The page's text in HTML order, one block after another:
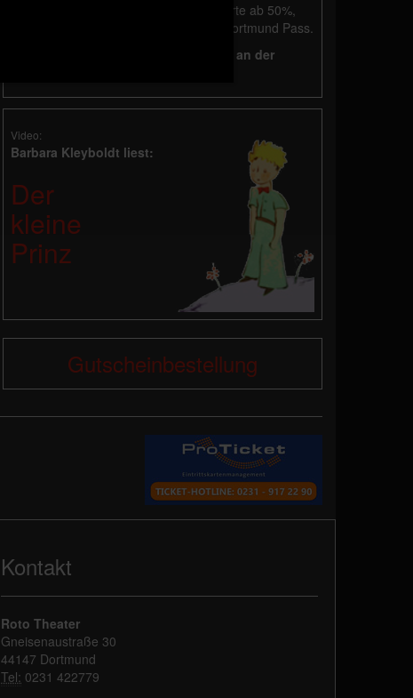
Die Ermäßigung gilt für Schwerbehinderte ab 50%,
Schüler, Studenten und Besucher mit Dortmund Pass.
Bei Vorverkauf erfolgt die Bezahlung an der
Video:
Barbara Kleyboldt liest:
Der
kleine
Prinz
Gutscheinbestellung
Kontakt
Roto Theater
Gneisenaustraße 30
44147 Dortmund
Tel: 0231 422779